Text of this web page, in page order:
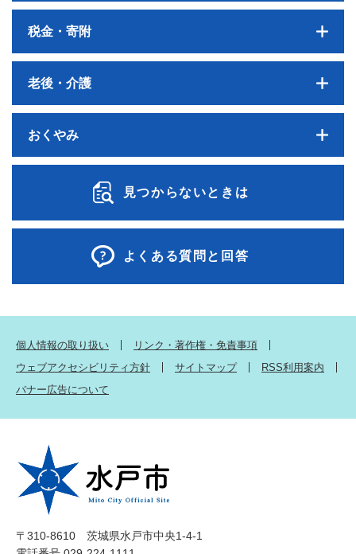
税金・寄附
老後・介護
おくやみ
見つからないときは
よくある質問と回答
個人情報の取り扱い
リンク・著作権・免責事項
ウェブアクセシビリティ方針
サイトマップ
RSS利用案内
バナー広告について
〒310-8610 茨城県水戸市中央1-4-1